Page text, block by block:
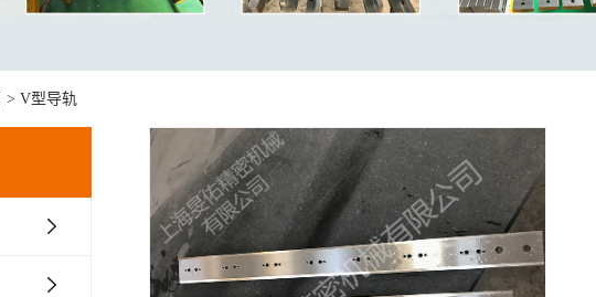
> V型导轨